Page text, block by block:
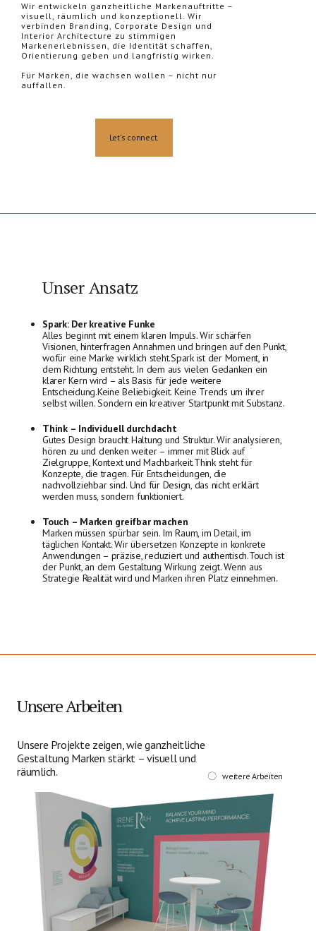
Wir entwickeln ganzheitliche Markenauftritte –
visuell, räumlich und konzeptionell. Wir
verbinden Branding, Corporate Design und
Interior Architecture zu stimmigen
Markenerlebnissen, die Identität schaffen,
Orientierung geben und langfristig wirken.
Für Marken, die wachsen wollen – nicht nur
auffallen.
Let's connect.
Unser Ansatz
Spark: Der kreative Funke
Alles beginnt mit einem klaren Impuls. Wir schärfen
Visionen, hinterfragen Annahmen und bringen auf den Punkt,
wofür eine Marke wirklich steht.Spark ist der Moment, in
dem Richtung entsteht. In dem aus vielen Gedanken ein
klarer Kern wird – als Basis für jede weitere
Entscheidung.Keine Beliebigkeit. Keine Trends um ihrer
selbst willen. Sondern ein kreativer Startpunkt mit Substanz.
Think – Individuell durchdacht
Gutes Design braucht Haltung und Struktur. Wir analysieren,
hören zu und denken weiter – immer mit Blick auf
Zielgruppe, Kontext und Machbarkeit.Think steht für
Konzepte, die tragen. Für Entscheidungen, die
nachvollziehbar sind. Und für Design, das nicht erklärt
werden muss, sondern funktioniert.
Touch – Marken greifbar machen
Marken müssen spürbar sein. Im Raum, im Detail, im
täglichen Kontakt. Wir übersetzen Konzepte in konkrete
Anwendungen – präzise, reduziert und authentisch.Touch ist
der Punkt, an dem Gestaltung Wirkung zeigt. Wenn aus
Strategie Realität wird und Marken ihren Platz einnehmen.
Unsere Arbeiten
Unsere Projekte zeigen, wie ganzheitliche
Gestaltung Marken stärkt – visuell und
räumlich.
weitere Arbeiten